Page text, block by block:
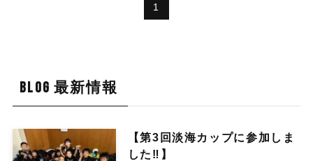
1
BLOG 最新情報
【第3回淡海カップに参加しま
した‼︎】